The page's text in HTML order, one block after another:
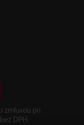
zmluvou pri
DPH